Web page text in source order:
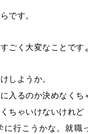
です。
ごく大変なことです
しようか。
入るのか決めなくち
ちゃいけないけれ
に行こうかな。就